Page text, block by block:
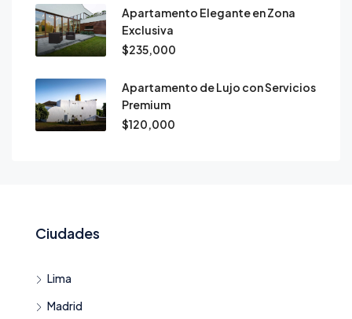
Apartamento Elegante en Zona
Exclusiva
$235,000
Apartamento de Lujo con Servicios
Premium
$120,000
Ciudades
Lima
Madrid